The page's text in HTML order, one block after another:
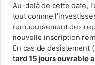
Au-delà de cette date,
tout comme
remboursement des
nouvelle inscription
En cas de désistement (
tard 15 jours ouvrable